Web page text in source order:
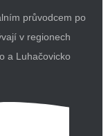
průvodcem po
v regionech
a Luhačovicko